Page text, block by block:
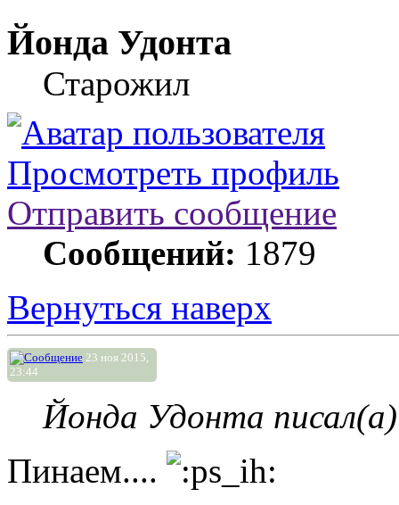
Йонда Удонта
Старожил
Просмотреть профиль
Отправить сообщение
Сообщений: 1879
Вернуться наверх
23 ноя 2015,
23:44
Йонда Удонта
Пинаем....